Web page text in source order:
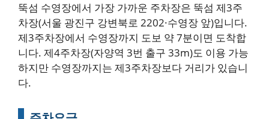
뚝섬 수영장에서 가장 가까운 주차장은 뚝섬 제3주
차장(서울 광진구 강변북로 2202·수영장 앞)입니다.
제3주차장에서 수영장까지 도보 약 7분이면 도착합
니다. 제4주차장(자양역 3번 출구 33m)도 이용 가능
하지만 수영장까지는 제3주차장보다 거리가 있습니
다.